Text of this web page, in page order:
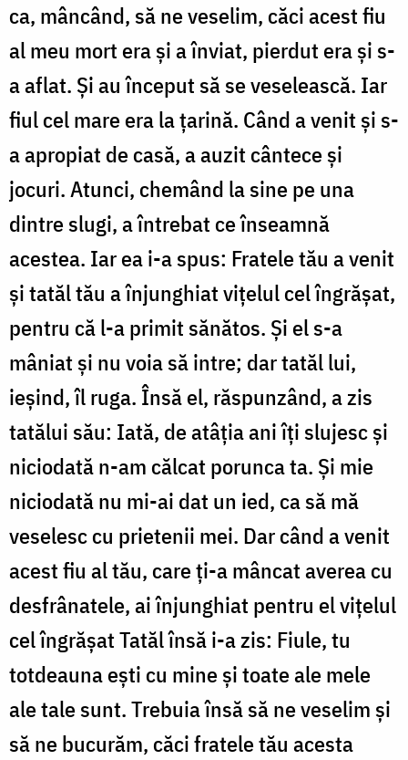
ca, mâncând, să ne veselim, căci acest fiu
al meu mort era și a înviat, pierdut era și s-
a aflat. Și au început să se veselească. Iar
fiul cel mare era la țarină. Când a venit și s-
a apropiat de casă, a auzit cântece și
jocuri. Atunci, chemând la sine pe una
dintre slugi, a întrebat ce înseamnă
acestea. Iar ea i-a spus: Fratele tău a venit
și tatăl tău a înjunghiat vițelul cel îngrășat,
pentru că l-a primit sănătos. Și el s-a
mâniat și nu voia să intre; dar tatăl lui,
ieșind, îl ruga. Însă el, răspunzând, a zis
tatălui său: Iată, de atâția ani îți slujesc și
niciodată n-am călcat porunca ta. Și mie
niciodată nu mi-ai dat un ied, ca să mă
veselesc cu prietenii mei. Dar când a venit
acest fiu al tău, care ți-a mâncat averea cu
desfrânatele, ai înjunghiat pentru el vițelul
cel îngrășat Tatăl însă i-a zis: Fiule, tu
totdeauna ești cu mine și toate ale mele
ale tale sunt. Trebuia însă să ne veselim și
să ne bucurăm, căci fratele tău acesta